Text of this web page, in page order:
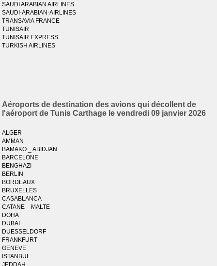
SAUDI ARABIAN AIRLINES
SAUDI-ARABIAN-AIRLINES
TRANSAVIA FRANCE
TUNISAIR
TUNISAIR EXPRESS
TURKISH AIRLINES
Aéroports de destination des avions qui décollent de
l'aéroport de Tunis Carthage le vendredi 09 janvier 2026
ALGER
AMMAN
BAMAKO _ ABIDJAN
BARCELONE
BENGHAZI
BERLIN
BORDEAUX
BRUXELLES
CASABLANCA
CATANE _ MALTE
DOHA
DUBAI
DUESSELDORF
FRANKFURT
GENEVE
ISTANBUL
JEDDAH